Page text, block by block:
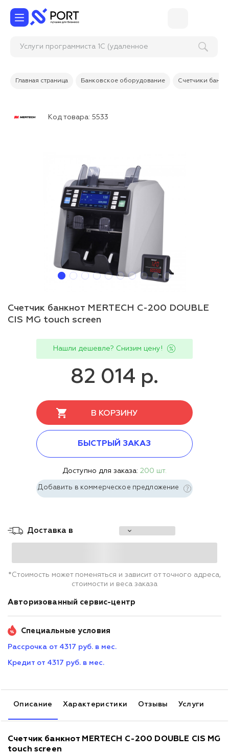
Услуги программиста 1С (удаленное
Главная страница Банковское оборудование Счетчики
Код товара: 5533
Счетчик банкнот MERTECH C-200 DOUBLE
CIS MG touch screen
Нашли дешевле? Снизим цену!
82 014 р.
В КОРЗИНУ
БЫСТРЫЙ ЗАКАЗ
Доступно для заказа: 200 шт.
Добавить в коммерческое предложение
Доставка в
*Стоимость может поменяться и зависит от точного адреса,
стоимости и веса заказа
Авторизованный сервис-центр
Специальные условия
Рассрочка от 4317 руб. в мес.
Кредит от 4317 руб. в мес.
Описание Характеристики Отзывы Услуги
Счетчик банкнот MERTECH C-200 DOUBLE CIS MG
touch screen